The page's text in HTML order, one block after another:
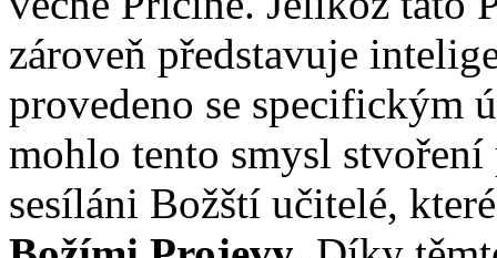
zároveň představuje
provedeno se specifickým
mohlo tento smysl
sesíláni Božští učitelé,